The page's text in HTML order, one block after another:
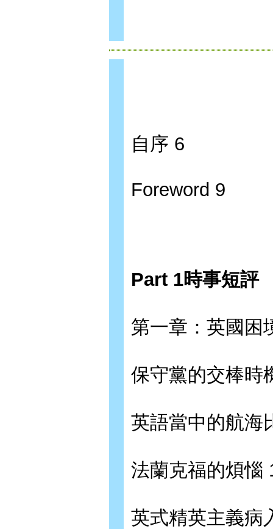
自序 6
Foreword 9
Part 1時事短評
第一章：英國困
保守黨的交棒時
英語當中的航海
法蘭克福的煩惱
英式精英主義病